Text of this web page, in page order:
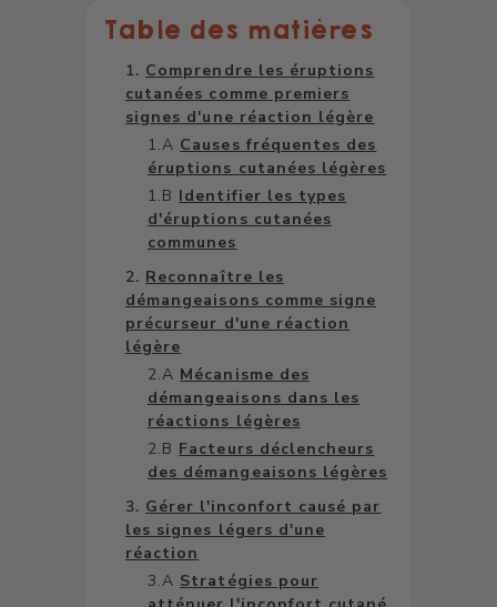
Table des matières
Comprendre les éruptions
cutanées comme premiers
signes d'une réaction légère
Causes fréquentes des
éruptions cutanées légères
Identifier les types
d'éruptions cutanées
communes
Reconnaître les
démangeaisons comme signe
précurseur d'une réaction
légère
Mécanisme des
démangeaisons dans les
réactions légères
Facteurs déclencheurs
des démangeaisons légères
Gérer l'inconfort causé par
les signes légers d'une
réaction
Stratégies pour